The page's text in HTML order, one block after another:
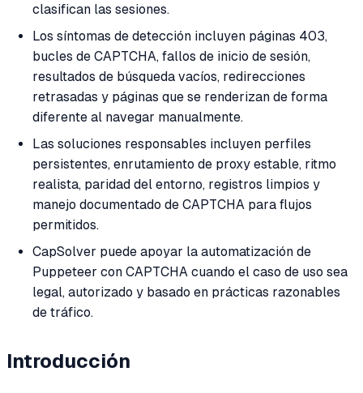
clasifican las sesiones.
Los síntomas de detección incluyen páginas 403,
bucles de CAPTCHA, fallos de inicio de sesión,
resultados de búsqueda vacíos, redirecciones
retrasadas y páginas que se renderizan de forma
diferente al navegar manualmente.
Las soluciones responsables incluyen perfiles
persistentes, enrutamiento de proxy estable, ritmo
realista, paridad del entorno, registros limpios y
manejo documentado de CAPTCHA para flujos
permitidos.
CapSolver puede apoyar la automatización de
Puppeteer con CAPTCHA cuando el caso de uso sea
legal, autorizado y basado en prácticas razonables
de tráfico.
Introducción